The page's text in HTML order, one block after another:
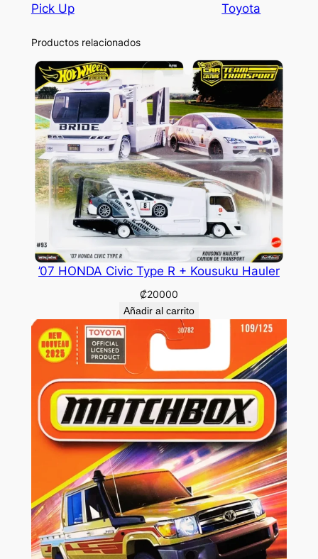
Pick Up
Toyota
Productos relacionados
’07 HONDA Civic Type R + Kousuku Hauler
₡20000
Añadir al carrito